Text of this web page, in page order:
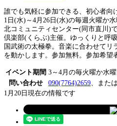
誰でも気軽に参加できる、初心者向
1日(水)～4月26日(水)の毎週火曜か
北コミュニティセンター(同市直川)
倶楽部(くらぶ)主催。ゆっくりと呼
国武術の太極拳。音楽に合わせて
を動かします。参加無料。参加希望
イベント期間 3～4月の毎火曜か水曜
問い合わせ
090(7764)2659 、または
1月20日現在の情報です